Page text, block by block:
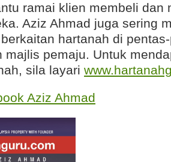
ramai klien membeli dan
Aziz Ahmad juga sering
hartanah di
majlis pemaju. Untuk
sila layari
Aziz Ahmad